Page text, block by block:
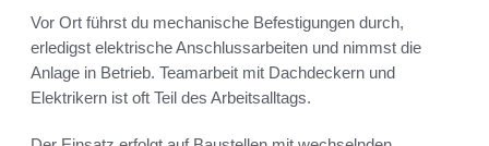
Vor Ort führst du mechanische Befestigungen durch,
erledigst elektrische Anschlussarbeiten und nimmst die
Anlage in Betrieb. Teamarbeit mit Dachdeckern und
Elektrikern ist oft Teil des Arbeitsalltags.